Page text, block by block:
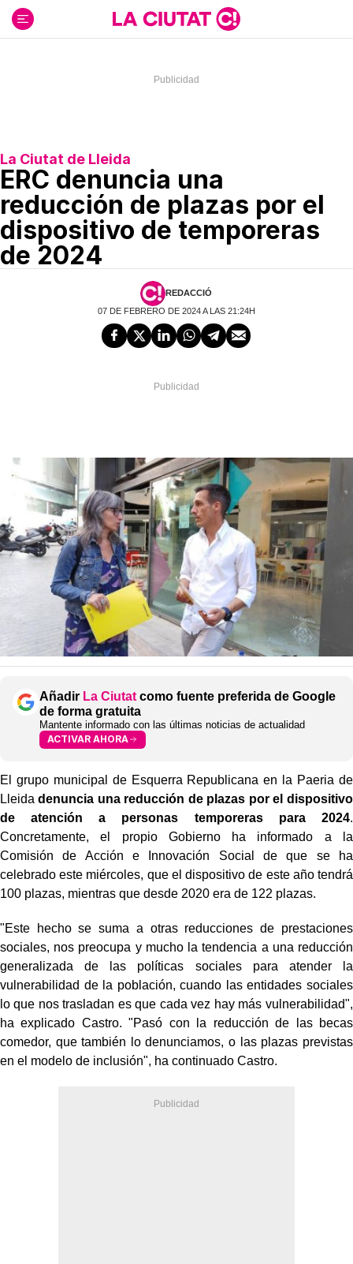
contenido
La Ciutat de Lleida
ERC denuncia una
reducción de plazas por el
dispositivo de temporeras
de 2024
REDACCIÓ
07 DE FEBRERO DE 2024 A LAS 21:24H
Añadir La Ciutat como fuente preferida de Google
de forma gratuita
Mantente informado con las últimas noticias de actualidad
ACTIVAR AHORA
El grupo municipal de Esquerra Republicana en la Paeria de
Lleida denuncia una reducción de plazas por el dispositivo
de atención a personas temporeras para 2024.
Concretamente, el propio Gobierno ha informado a la
Comisión de Acción e Innovación Social de que se ha
celebrado este miércoles, que el dispositivo de este año tendrá
100 plazas, mientras que desde 2020 era de 122 plazas.
"Este hecho se suma a otras reducciones de prestaciones
sociales, nos preocupa y mucho la tendencia a una reducción
generalizada de las políticas sociales para atender la
vulnerabilidad de la población, cuando las entidades sociales
lo que nos trasladan es que cada vez hay más vulnerabilidad",
ha explicado Castro. "Pasó con la reducción de las becas
comedor, que también lo denunciamos, o las plazas previstas
en el modelo de inclusión", ha continuado Castro.